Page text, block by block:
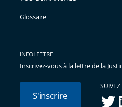
Glossaire
INFOLETTRE
Inscrivez-vous à la lettre de la
S'inscrire
SUIVEZ